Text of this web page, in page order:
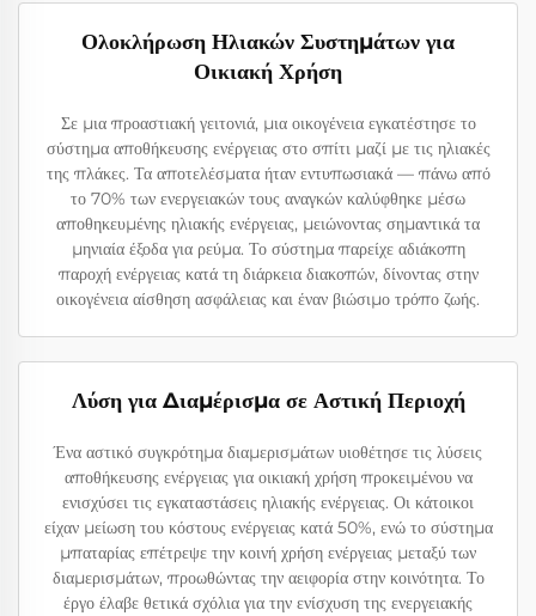
Ολοκλήρωση Ηλιακών Συστημάτων για
Οικιακή Χρήση
Σε μια προαστιακή γειτονιά, μια οικογένεια εγκατέστησε το
σύστημα αποθήκευσης ενέργειας στο σπίτι μαζί με τις ηλιακές
της πλάκες. Τα αποτελέσματα ήταν εντυπωσιακά — πάνω από
το 70% των ενεργειακών τους αναγκών καλύφθηκε μέσω
αποθηκευμένης ηλιακής ενέργειας, μειώνοντας σημαντικά τα
μηνιαία έξοδα για ρεύμα. Το σύστημα παρείχε αδιάκοπη
παροχή ενέργειας κατά τη διάρκεια διακοπών, δίνοντας στην
οικογένεια αίσθηση ασφάλειας και έναν βιώσιμο τρόπο ζωής.
Λύση για Διαμέρισμα σε Αστική Περιοχή
Ένα αστικό συγκρότημα διαμερισμάτων υιοθέτησε τις λύσεις
αποθήκευσης ενέργειας για οικιακή χρήση προκειμένου να
ενισχύσει τις εγκαταστάσεις ηλιακής ενέργειας. Οι κάτοικοι
είχαν μείωση του κόστους ενέργειας κατά 50%, ενώ το σύστημα
μπαταρίας επέτρεψε την κοινή χρήση ενέργειας μεταξύ των
διαμερισμάτων, προωθώντας την αειφορία στην κοινότητα. Το
έργο έλαβε θετικά σχόλια για την ενίσχυση της ενεργειακής